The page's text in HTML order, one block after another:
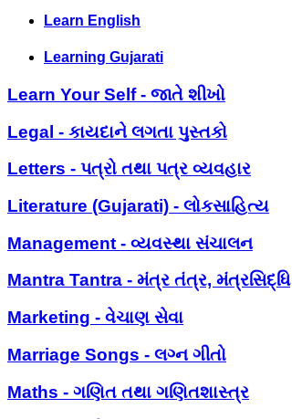
Learn English
Learning Gujarati
Learn Your Self - જાતે શીખો
Legal - કાયદાને લગતા પુસ્તકો
Letters - પત્રો તથા પત્ર વ્યવહાર
Literature (Gujarati) - લોકસાહિત્ય
Management - વ્યવસ્થા સંચાલન
Mantra Tantra - મંત્ર તંત્ર, મંત્રસિદ્ધિ
Marketing - વેચાણ સેવા
Marriage Songs - લગ્ન ગીતો
Maths - ગણિત તથા ગણિતશાસ્ત્ર